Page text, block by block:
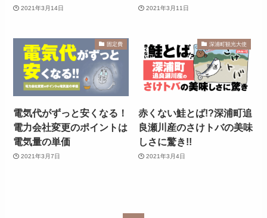
2021年3月14日 2021年3月11日
固定費
電気代がずっと安くなる！
電力会社変更のポイントは
電気量の単価
2021年3月7日
深浦町観光大使
赤くない鮭とば!?深浦町追
良瀬川産のさけトバの美味
しさに驚き!!
2021年3月4日